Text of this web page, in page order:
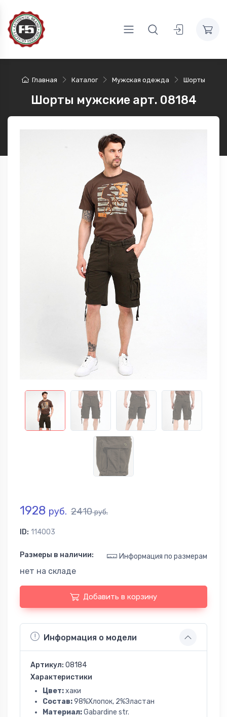
Главная Каталог Мужская одежда Шорты
Шорты мужские арт. 08184
1928 руб. 2410руб.
ID: 114003
Размеры в наличии: Информация по размерам
нет на складе
Добавить в корзину
Информация о модели
Артикул: 08184
Характеристики
Цвет:хаки
Состав:98%Хлопок, 2%Эластан
Материал:Gabardine str.